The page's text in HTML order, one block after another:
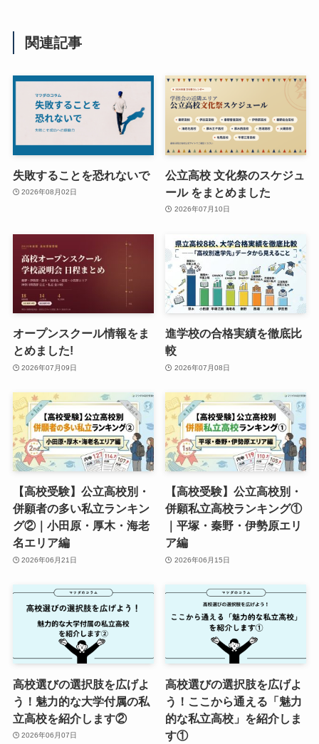
関連記事
失敗することを恐れないで
2026年08月02日
公立高校 文化祭のスケジュ
ール をまとめました
2026年07月10日
オープンスクール情報をま
とめました!
2026年07月09日
進学校の合格実績を徹底比
較
2026年07月08日
【高校受験】公立高校別・
併願者の多い私立ランキン
グ②｜小田原・厚木・海老
名エリア編
2026年06月21日
【高校受験】公立高校別・
併願私立高校ランキング①
｜平塚・秦野・伊勢原エリ
ア編
2026年06月15日
高校選びの選択肢を広げよ
う！魅力的な大学付属の私
立高校を紹介します②
2026年06月07日
高校選びの選択肢を広げよ
う！ここから通える「魅力
的な私立高校」を紹介しま
す①